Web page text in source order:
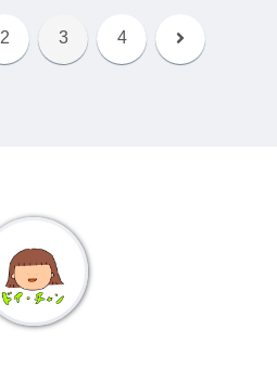
2 3 4 次